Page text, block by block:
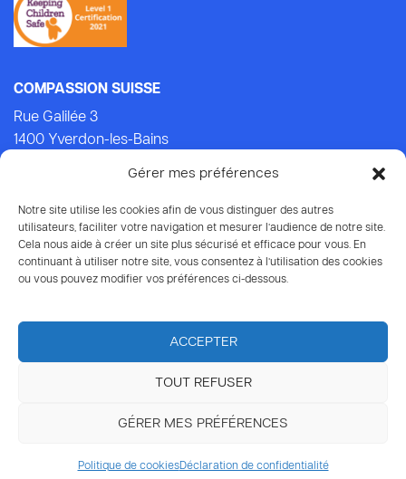
Gérer mes préférences
Notre site utilise les cookies afin de vous distinguer des autres
utilisateurs, faciliter votre navigation et mesurer l’audience de notre site.
Cela nous aide à créer un site plus sécurisé et efficace pour vous. En
continuant à utiliser notre site, vous consentez à l’utilisation des cookies
ou vous pouvez modifier vos préférences ci-dessous.
ACCEPTER
TOUT REFUSER
GÉRER MES PRÉFÉRENCES
Politique de cookiesDéclaration de confidentialité
COMPASSION SUISSE
Rue Galilée 3
1400 Yverdon-les-Bains
IBAN CH93 8080 8007 6814 3434 7
Vos dons à Compassion sont déductibles des impôts.
© 2026 Compassion Suisse